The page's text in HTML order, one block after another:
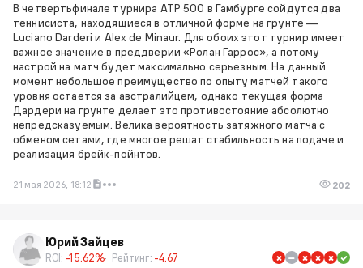
В четвертьфинале турнира ATP 500 в Гамбурге сойдутся два
теннисиста, находящиеся в отличной форме на грунте —
Luciano Darderi и Alex de Minaur. Для обоих этот турнир имеет
важное значение в преддверии «Ролан Гаррос», а потому
настрой на матч будет максимально серьезным. На данный
момент небольшое преимущество по опыту матчей такого
уровня остается за австралийцем, однако текущая форма
Дардери на грунте делает это противостояние абсолютно
непредсказуемым. Велика вероятность затяжного матча с
обменом сетами, где многое решат стабильность на подаче и
реализация брейк-пойнтов.
21 мая 2026, 18:12 202
Юрий Зайцев
ROI: -15.62% Рейтинг: -4.67